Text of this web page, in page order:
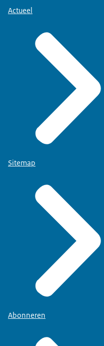
Actueel
Sitemap
Abonneren